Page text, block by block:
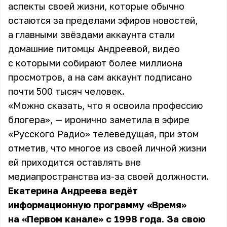
аспекты своей жизни, которые обычно
остаются за пределами эфиров новостей,
а главными звёздами аккаунта стали
домашние питомцы Андреевой, видео
с которыми собирают более миллиона
просмотров, а на сам аккаунт подписано
почти 500 тысяч человек.
«Можно сказать, что я освоила профессию
блогера», — иронично заметила в эфире
«Русского Радио» телеведущая, при этом
отметив, что многое из своей личной жизни
ей приходится оставлять вне
медиапространства из-за своей должности.
Екатерина Андреева ведёт
информационную программу «Время»
на «Первом канале» с 1998 года. За свою